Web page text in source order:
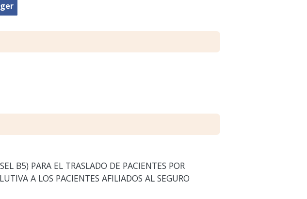
B5) PARA EL TRASLADO DE PACIENTES POR
A LOS PACIENTES AFILIADOS AL SEGURO